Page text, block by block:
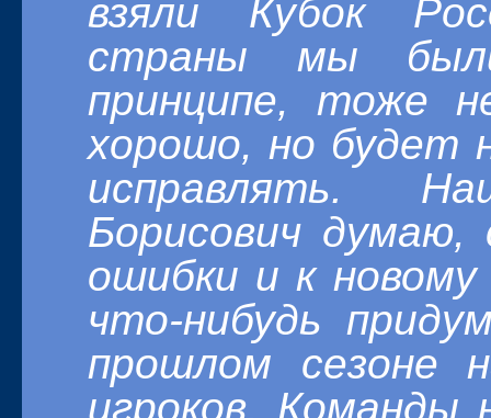
взяли Кубок
страны мы
принципе, тоже
хорошо, но будет
исправлять.
Борисович
ошибки и к новому
что-нибудь
прошлом сезоне
игроков.